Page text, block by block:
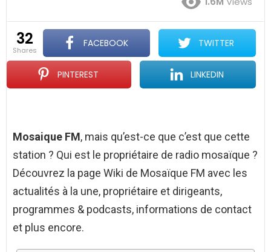
32
shares
FACEBOOK TWITTER
PINTEREST LINKEDIN
Mosaique FM, mais qu’est-ce que c’est que cette
station ? Qui est le propriétaire de radio mosaïque ?
Découvrez la page Wiki de Mosaïque FM avec les
actualités à la une, propriétaire et dirigeants,
programmes & podcasts, informations de contact
et plus encore.